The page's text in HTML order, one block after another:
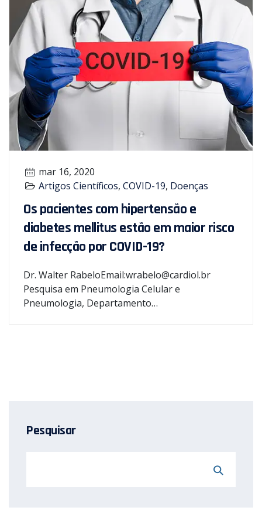
mar 16, 2020
Artigos Científicos,COVID-19, Doenças
Os pacientes com hipertensão e
diabetes mellitus estão em maior risco
de infecção por COVID-19?
Dr. Walter RabeloEmail:wrabelo@cardiol.br
Pesquisa em Pneumologia Celular e
Pneumologia, Departamento…
Pesquisar